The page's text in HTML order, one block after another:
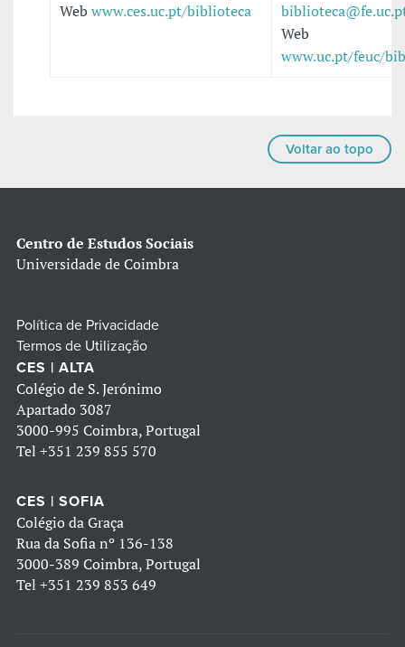
Web www.ces.uc.pt/biblioteca
Web
www.uc.pt/feuc/
Voltar ao topo
Centro de Estudos Sociais
Universidade de Coimbra
Política de Privacidade
Termos de Utilização
CES | ALTA
Colégio de S. Jerónimo
Apartado 3087
3000-995 Coimbra, Portugal
Tel +351 239 855 570
CES | SOFIA
Colégio da Graça
Rua da Sofia nº 136-138
3000-389 Coimbra, Portugal
Tel +351 239 853 649